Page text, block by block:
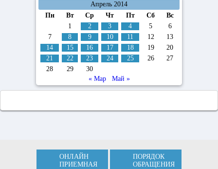
Апрель 2014
Пн
Вт Ср Чт Пт Сб
Вс
1
2 3 4 5
6
7
8 9 10 11 12
13
14
15 16 17 18 19
20
21
22 23 24 25 26
27
28
29
30
« Мар
Май »
ОНЛАЙН
ПРИЕМНАЯ
ПОРЯДОК
ОБРАЩЕНИЯ